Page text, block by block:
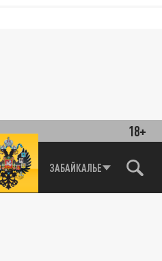
18+
ЗАБАЙКАЛЬЕ